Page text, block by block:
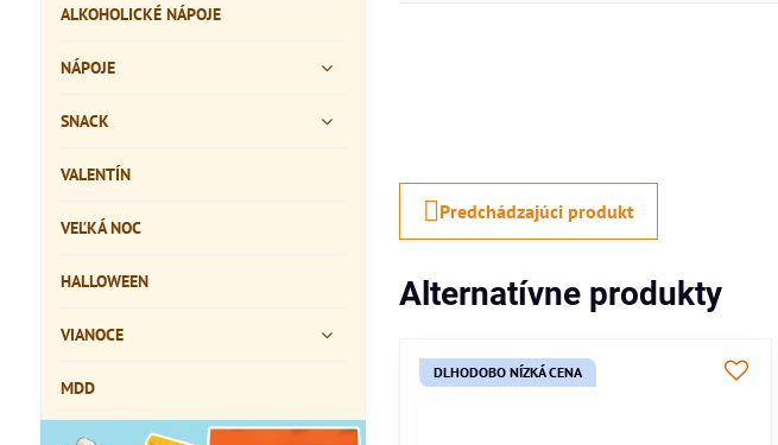
Predchádzajúci produkt
Alternatívne produkty
DLHODOBO NÍZKÁ CENA
ALKOHOLICKÉ NÁPOJE
NÁPOJE
SNACK
VALENTÍN
VEĽKÁ NOC
HALLOWEEN
VIANOCE
MDD